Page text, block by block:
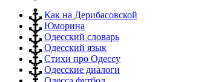
Как на Дерибасовской
Юморина
Одесский словарь
Одесский язык
Стихи про Одессу
Одесские диалоги